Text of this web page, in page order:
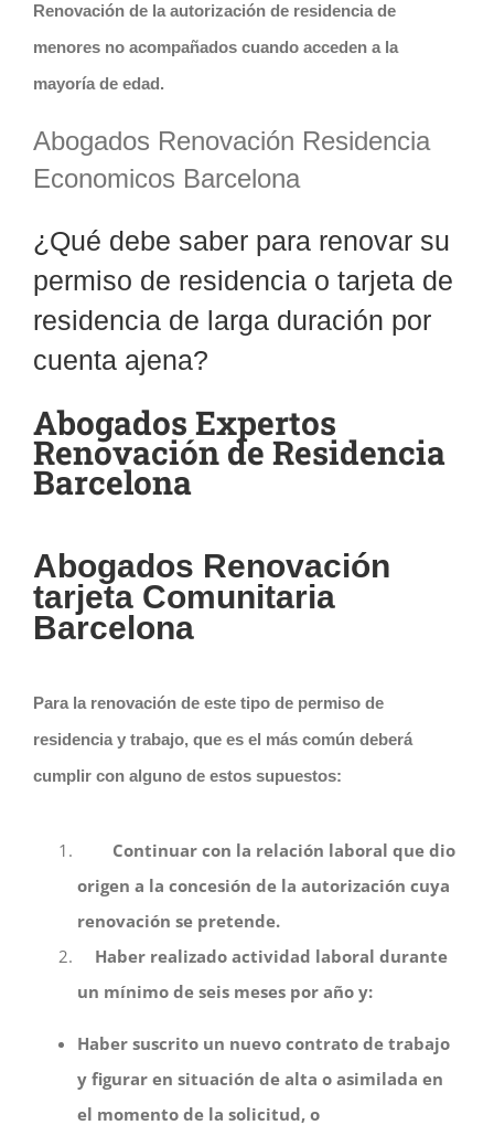
Renovación de la autorización de residencia de
menores no acompañados cuando acceden a la
mayoría de edad.
Abogados Renovación Residencia
Economicos Barcelona
¿Qué debe saber para renovar su
permiso de residencia o tarjeta de
residencia de larga duración por
cuenta ajena?
Abogados Expertos
Renovación de Residencia
Barcelona
Abogados Renovación
tarjeta Comunitaria
Barcelona
Para la renovación de este tipo de permiso de
residencia y trabajo, que es el más común deberá
cumplir con alguno de estos supuestos:
Continuar con la relación laboral que dio
origen a la concesión de la autorización cuya
renovación se pretende.
Haber realizado actividad laboral durante
un mínimo de seis meses por año y:
Haber suscrito un nuevo contrato de trabajo
y figurar en situación de alta o asimilada en
el momento de la solicitud, o